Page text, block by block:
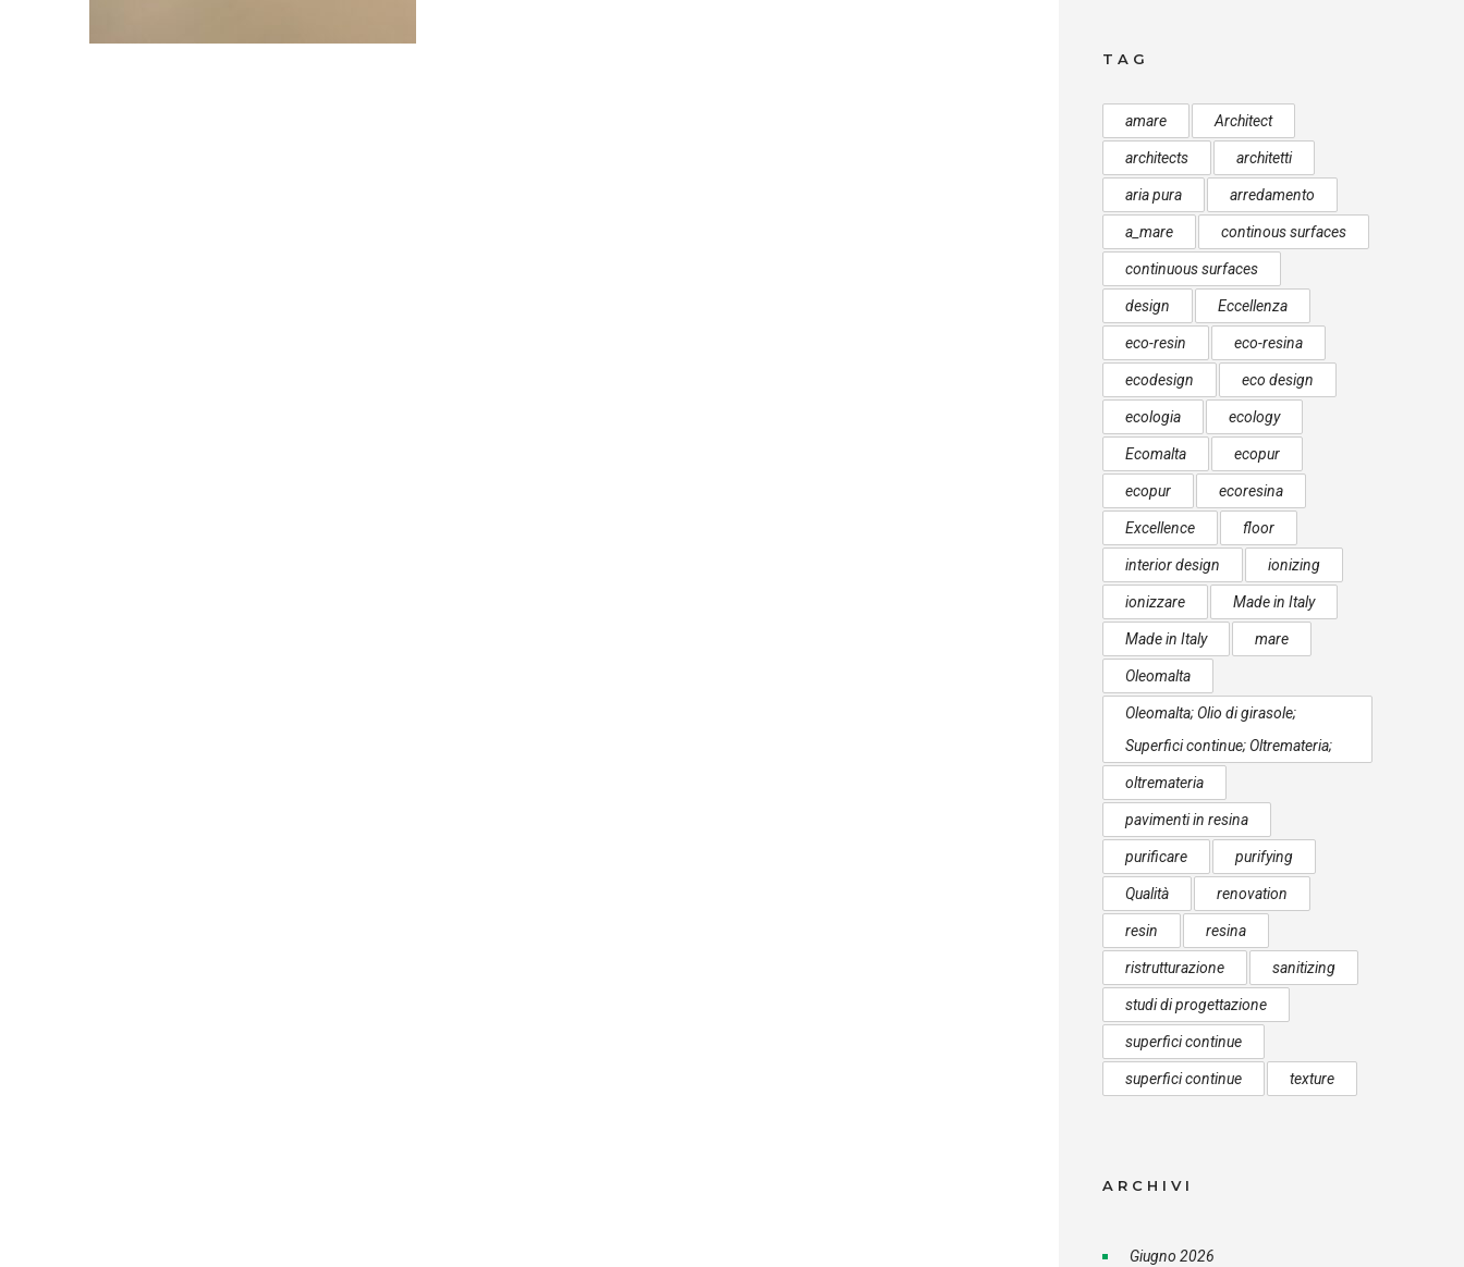
TAG
amare Architect
architects architetti
aria pura arredamento
a_mare continous surfaces
continuous surfaces
design Eccellenza
eco-resin eco-resina
ecodesign eco design
ecologia ecology
Ecomalta ecopur
ecopur ecoresina
Excellence floor
interior design ionizing
ionizzare Made in Italy
Made in Italy mare
Oleomalta
Oleomalta; Olio di girasole;
Superfici continue; Oltremateria;
oltremateria
pavimenti in resina
purificare purifying
Qualità renovation
resin resina
ristrutturazione sanitizing
studi di progettazione
superfici continue
superfici continue texture
ARCHIVI
Giugno 2026